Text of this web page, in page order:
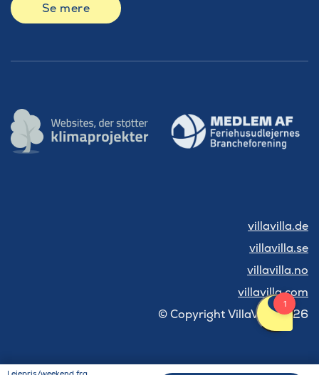
Se mere
villavilla.de
villavilla.se
villavilla.no
villavilla.com
© Copyright VillaVilla 2026